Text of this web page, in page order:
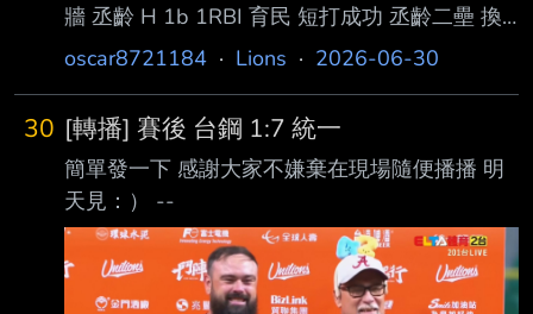
牆 丞齡 H 1b 1RBI 育民 短打成功 丞齡二壘 換
投 P 林栚呈 哲晏 FO 丞齡上三壘 PJK BB 泓弦
oscar8721184 · Lions · 2026-06-30
30 [轉播] 賽後 台鋼 1:7 統一
簡單發一下 感謝大家不嫌棄在現場隨便播播 明
天見：） --